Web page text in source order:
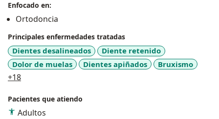
Enfocado en:
Ortodoncia
Principales enfermedades tratadas
Dientes desalineados
Diente retenido
Dolor de muelas
Dientes apiñados Bruxismo
+18a11y_sr_more_diseases
Pacientes que atiendo
Adultos